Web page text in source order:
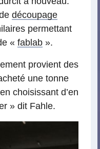
découpage
permettant
« fablab ».
provient des
une tonne
choisissant d’en
» dit Fahle.